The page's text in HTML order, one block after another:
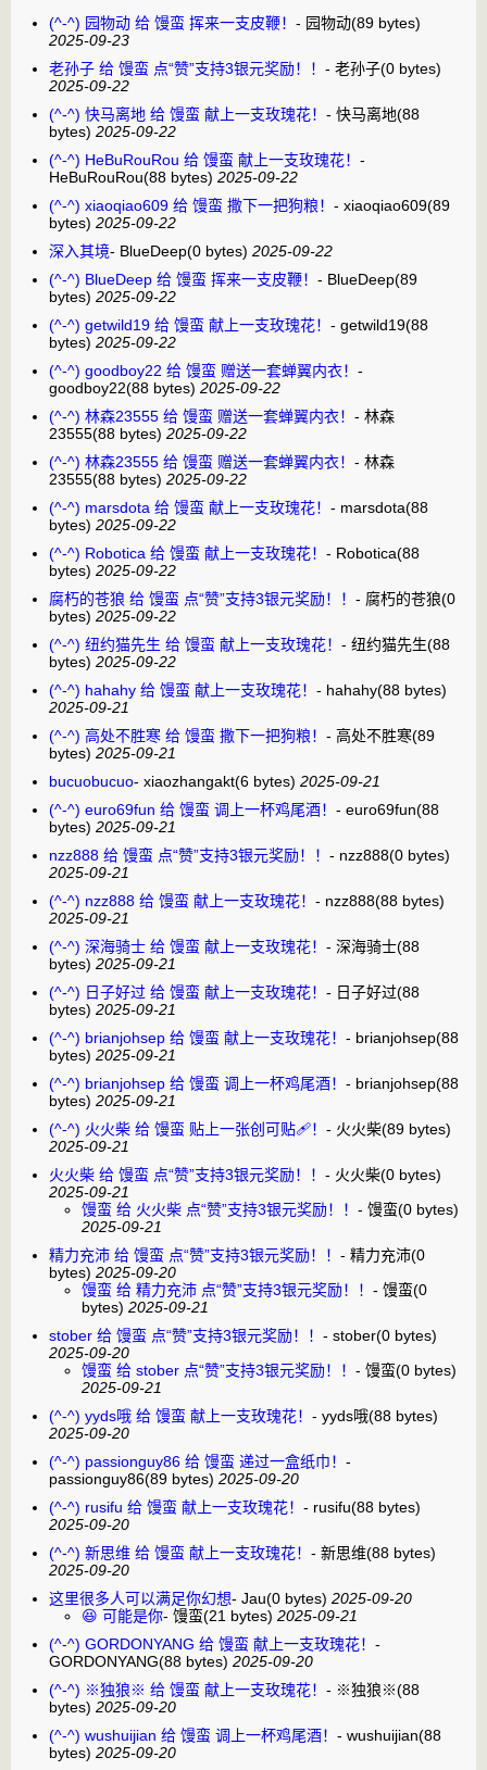
(^-^) 园物动 给 馒蛮 挥来一支皮鞭！ - 园物动(89 bytes)
2025-09-23
老孙子 给 馒蛮 点“赞”支持3银元奖励！！ - 老孙子(0 bytes)
2025-09-22
(^-^) 快马离地 给 馒蛮 献上一支玫瑰花！ - 快马离地(88
bytes) 2025-09-22
(^-^) HeBuRouRou 给 馒蛮 献上一支玫瑰花！ -
HeBuRouRou(88 bytes) 2025-09-22
(^-^) xiaoqiao609 给 馒蛮 撒下一把狗粮！ - xiaoqiao609(89
bytes) 2025-09-22
深入其境- BlueDeep(0 bytes) 2025-09-22
(^-^) BlueDeep 给 馒蛮 挥来一支皮鞭！ - BlueDeep(89
bytes) 2025-09-22
(^-^) getwild19 给 馒蛮 献上一支玫瑰花！ - getwild19(88
bytes) 2025-09-22
(^-^) goodboy22 给 馒蛮 赠送一套蝉翼内衣！ -
goodboy22(88 bytes) 2025-09-22
(^-^) 林森23555 给 馒蛮 赠送一套蝉翼内衣！ - 林森
23555(88 bytes) 2025-09-22
(^-^) 林森23555 给 馒蛮 赠送一套蝉翼内衣！ - 林森
23555(88 bytes) 2025-09-22
(^-^) marsdota 给 馒蛮 献上一支玫瑰花！ - marsdota(88
bytes) 2025-09-22
(^-^) Robotica 给 馒蛮 献上一支玫瑰花！ - Robotica(88
bytes) 2025-09-22
腐朽的苍狼 给 馒蛮 点“赞”支持3银元奖励！！ - 腐朽的苍狼(0
bytes) 2025-09-22
(^-^) 纽约猫先生 给 馒蛮 献上一支玫瑰花！ - 纽约猫先生(88
bytes) 2025-09-22
(^-^) hahahy 给 馒蛮 献上一支玫瑰花！ - hahahy(88 bytes)
2025-09-21
(^-^) 高处不胜寒 给 馒蛮 撒下一把狗粮！ - 高处不胜寒(89
bytes) 2025-09-21
bucuobucuo- xiaozhangakt(6 bytes) 2025-09-21
(^-^) euro69fun 给 馒蛮 调上一杯鸡尾酒！ - euro69fun(88
bytes) 2025-09-21
nzz888 给 馒蛮 点“赞”支持3银元奖励！！ - nzz888(0 bytes)
2025-09-21
(^-^) nzz888 给 馒蛮 献上一支玫瑰花！ - nzz888(88 bytes)
2025-09-21
(^-^) 深海骑士 给 馒蛮 献上一支玫瑰花！ - 深海骑士(88
bytes) 2025-09-21
(^-^) 日子好过 给 馒蛮 献上一支玫瑰花！ - 日子好过(88
bytes) 2025-09-21
(^-^) brianjohsep 给 馒蛮 献上一支玫瑰花！ - brianjohsep(88
bytes) 2025-09-21
(^-^) brianjohsep 给 馒蛮 调上一杯鸡尾酒！ - brianjohsep(88
bytes) 2025-09-21
(^-^) 火火柴 给 馒蛮 贴上一张创可贴🩹！ - 火火柴(89 bytes)
2025-09-21
火火柴 给 馒蛮 点“赞”支持3银元奖励！！ - 火火柴(0 bytes)
2025-09-21
馒蛮 给 火火柴 点“赞”支持3银元奖励！！ - 馒蛮(0 bytes)
2025-09-21
精力充沛 给 馒蛮 点“赞”支持3银元奖励！！ - 精力充沛(0
bytes) 2025-09-20
馒蛮 给 精力充沛 点“赞”支持3银元奖励！！ - 馒蛮(0
bytes) 2025-09-21
stober 给 馒蛮 点“赞”支持3银元奖励！！ - stober(0 bytes)
2025-09-20
馒蛮 给 stober 点“赞”支持3银元奖励！！ - 馒蛮(0 bytes)
2025-09-21
(^-^) yyds哦 给 馒蛮 献上一支玫瑰花！ - yyds哦(88 bytes)
2025-09-20
(^-^) passionguy86 给 馒蛮 递过一盒纸巾！ -
passionguy86(89 bytes) 2025-09-20
(^-^) rusifu 给 馒蛮 献上一支玫瑰花！ - rusifu(88 bytes)
2025-09-20
(^-^) 新思维 给 馒蛮 献上一支玫瑰花！ - 新思维(88 bytes)
2025-09-20
这里很多人可以满足你幻想- Jau(0 bytes) 2025-09-20
😆 可能是你- 馒蛮(21 bytes) 2025-09-21
(^-^) GORDONYANG 给 馒蛮 献上一支玫瑰花！ -
GORDONYANG(88 bytes) 2025-09-20
(^-^) ※独狼※ 给 馒蛮 献上一支玫瑰花！ - ※独狼※(88
bytes) 2025-09-20
(^-^) wushuijian 给 馒蛮 调上一杯鸡尾酒！ - wushuijian(88
bytes) 2025-09-20